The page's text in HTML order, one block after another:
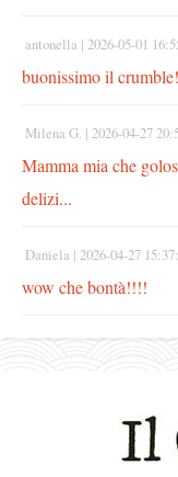
antonella | 2026-05-01
buonissimo il crumble!
Milena G. | 2026-04-27
Mamma mia che
delizi...
Daniela | 2026-04-27
wow che bontà!!!!